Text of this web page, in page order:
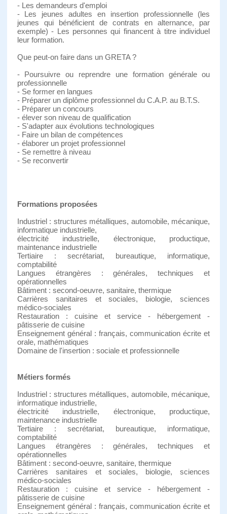
- Les demandeurs d'emploi
- Les jeunes adultes en insertion professionnelle (les
jeunes qui bénéficient de contrats en alternance, par
exemple) - Les personnes qui financent à titre individuel
leur formation.
Que peut-on faire dans un GRETA ?
- Poursuivre ou reprendre une formation générale ou
professionnelle
- Se former en langues
- Préparer un diplôme professionnel du C.A.P. au B.T.S.
- Préparer un concours
- élever son niveau de qualification
- S'adapter aux évolutions technologiques
- Faire un bilan de compétences
- élaborer un projet professionnel
- Se remettre à niveau
- Se reconvertir
Formations proposées
Industriel : structures métalliques, automobile, mécanique,
informatique industrielle,
électricité industrielle, électronique, productique,
maintenance industrielle
Tertiaire : secrétariat, bureautique, informatique,
comptabilité
Langues étrangères : générales, techniques et
opérationnelles
Bâtiment : second-oeuvre, sanitaire, thermique
Carrières sanitaires et sociales, biologie, sciences
médico-sociales
Restauration : cuisine et service - hébergement -
pâtisserie de cuisine
Enseignement général : français, communication écrite et
orale, mathématiques
Domaine de l'insertion : sociale et professionnelle
Métiers formés
Industriel : structures métalliques, automobile, mécanique,
informatique industrielle,
électricité industrielle, électronique, productique,
maintenance industrielle
Tertiaire : secrétariat, bureautique, informatique,
comptabilité
Langues étrangères : générales, techniques et
opérationnelles
Bâtiment : second-oeuvre, sanitaire, thermique
Carrières sanitaires et sociales, biologie, sciences
médico-sociales
Restauration : cuisine et service - hébergement -
pâtisserie de cuisine
Enseignement général : français, communication écrite et